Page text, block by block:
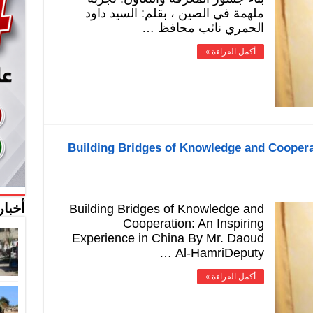
ملهمة في الصين ، بقلم: السيد داود
الحمري نائب محافظ …
أكمل القراءة »
Building Bridges of Knowledge and
Building Bridges of Knowledge and
Cooperation: An Inspiring
Experience in China By Mr. Daoud
Al-HamriDeputy …
أكمل القراءة »